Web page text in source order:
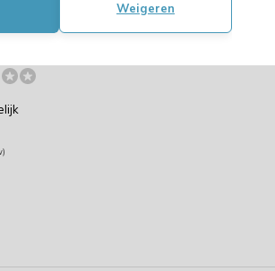
Weigeren
ml
besteld,